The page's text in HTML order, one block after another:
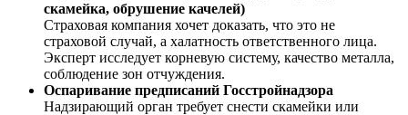
скамейка, обрушение качелей)
Страховая компания хочет доказать, что это не
страховой случай, а халатность ответственного лица.
Эксперт исследует корневую систему, качество металла,
соблюдение зон отчуждения.
Оспаривание предписаний Госстройнадзора
Надзирающий орган требует снести скамейки или